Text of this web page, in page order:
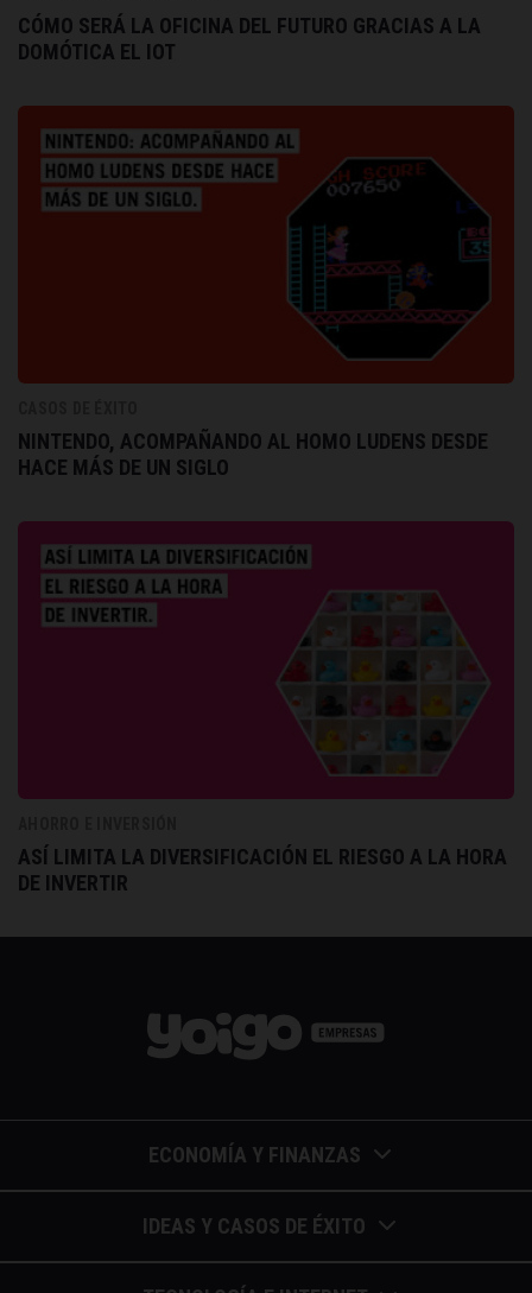
CÓMO SERÁ LA OFICINA DEL FUTURO GRACIAS A LA
DOMÓTICA EL IOT
NINTENDO, ACOMPAÑANDO AL HOMO LUDENS DESDE
HACE MÁS DE UN SIGLO
ASÍ LIMITA LA DIVERSIFICACIÓN EL RIESGO A LA HORA
DE INVERTIR
ECONOMÍA Y FINANZAS
Barómetros de sueldos
Economía colaborativa
IDEAS Y CASOS DE ÉXITO
Calendario de eventos